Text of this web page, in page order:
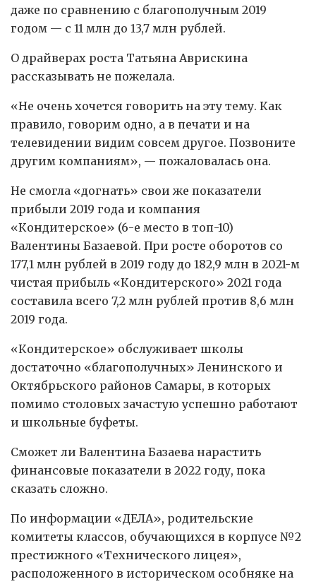
даже по сравнению с благополучным 2019
годом — с 11 млн до 13,7 млн рублей.
О драйверах роста Татьяна Аврискина
рассказывать не пожелала.
«Не очень хочется говорить на эту тему. Как
правило, говорим одно, а в печати и на
телевидении видим совсем другое. Позвоните
другим компаниям», — пожаловалась она.
Не смогла «догнать» свои же показатели
прибыли 2019 года и компания
«Кондитерское» (6-е место в топ-10)
Валентины Базаевой. При росте оборотов со
177,1 млн рублей в 2019 году до 182,9 млн в 2021-м
чистая прибыль «Кондитерского» 2021 года
составила всего 7,2 млн рублей против 8,6 млн
2019 года.
«Кондитерское» обслуживает школы
достаточно «благополучных» Ленинского и
Октябрьского районов Самары, в которых
помимо столовых зачастую успешно работают
и школьные буфеты.
Сможет ли Валентина Базаева нарастить
финансовые показатели в 2022 году, пока
сказать сложно.
По информации «ДЕЛА», родительские
комитеты классов, обучающихся в корпусе №2
престижного «Технического лицея»,
расположенного в историческом особняке на